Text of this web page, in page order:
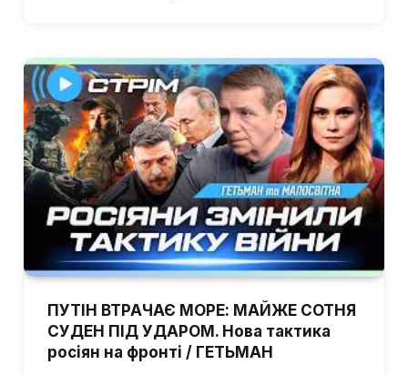
ПУТІН ВТРАЧАЄ МОРЕ: МАЙЖЕ СОТНЯ
СУДЕН ПІД УДАРОМ. Нова тактика
росіян на фронті / ГЕТЬМАН